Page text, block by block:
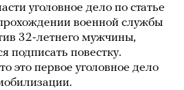
уголовное дело по статье
военной службы
32-летнего мужчины,
подписать повестку.
это первое уголовное дело